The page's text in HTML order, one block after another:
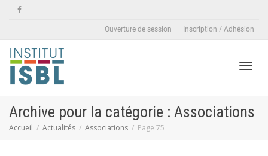
Ouverture de session Inscription / Adhésion
Archive pour la catégorie : Associations
Accueil Actualités Associations Page 75